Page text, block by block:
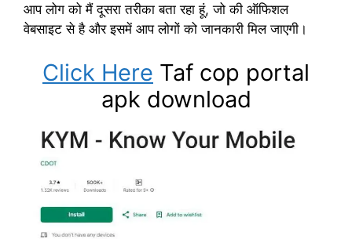
आप लोग को मैं दूसरा तरीका बता रहा हूं, जो की ऑफिशल
वेबसाइट से है और इसमें आप लोगों को जानकारी मिल जाएगी।
Click Here Taf cop portal
apk download